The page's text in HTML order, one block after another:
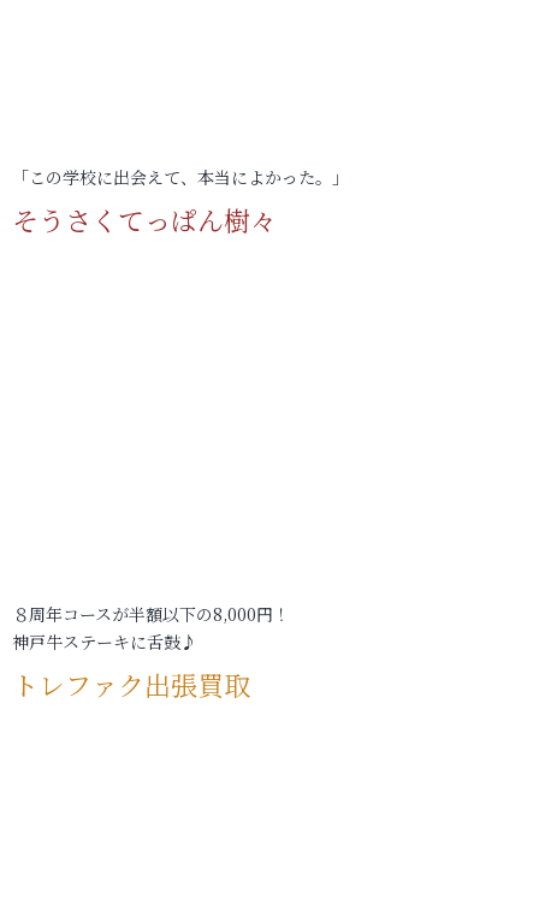
「この学校に出会えて、本当によかった。」
そうさくてっぱん樹々
８周年コースが半額以下の8,000円！
神戸牛ステーキに舌鼓♪
トレファク出張買取